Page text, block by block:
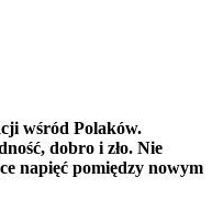
wśród Polaków.
dobro i zło. Nie
napięć pomiędzy nowym